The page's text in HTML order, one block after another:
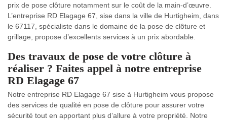
prix de pose clôture notamment sur le coût de la main-d’œuvre.
L’entreprise RD Elagage 67, sise dans la ville de Hurtigheim, dans
le 67117, spécialiste dans le domaine de la pose de clôture et
grillage, propose d’excellents services à un prix abordable.
Des travaux de pose de votre clôture à
réaliser ? Faites appel à notre entreprise
RD Elagage 67
Notre entreprise RD Elagage 67 sise à Hurtigheim vous propose
des services de qualité en pose de clôture pour assurer votre
sécurité tout en apportant plus d’allure à votre propriété. Notre